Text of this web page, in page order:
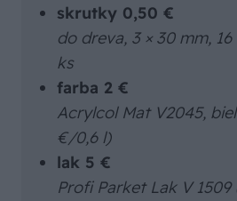
skrutky 0,50 €
do dreva, 3 × 30 mm, 16
ks
farba 2 €
Acrylcol Mat V2045,
€/0,6 l)
lak 5 €
Profi Parket Lak V 1509